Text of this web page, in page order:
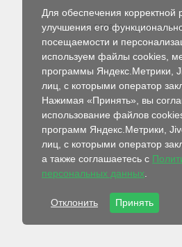
© 2026 Интернет-
Для обеспечения корректной
улучшения его
посещаемости и
используем файлы cookies,
программы Яндекс.Метрики,
лиц, с которыми оператор
Нажимая «Принять», вы
использование файлов
программ Яндекс.Метрики,
лиц, с которыми оператор
а также соглашаетесь с
персональных данных
Отклонить Принять